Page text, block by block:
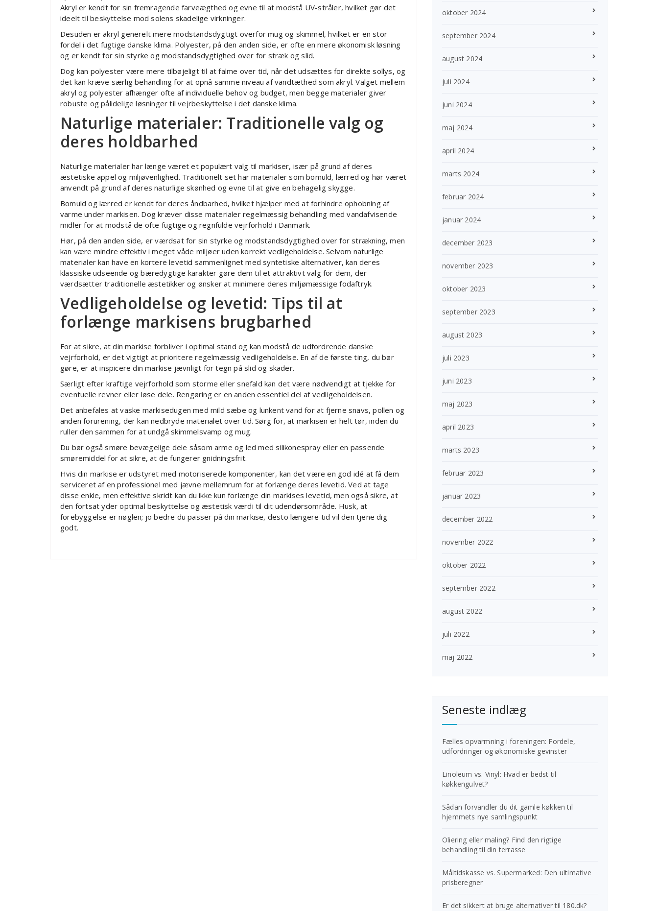
Akryl er kendt for sin fremragende farveægthed og evne til at modstå UV-stråler, hvilket gør det
ideelt til beskyttelse mod solens skadelige virkninger.
Desuden er akryl generelt mere modstandsdygtigt overfor mug og skimmel, hvilket er en stor
fordel i det fugtige danske klima. Polyester, på den anden side, er ofte en mere økonomisk løsning
og er kendt for sin styrke og modstandsdygtighed over for stræk og slid.
Dog kan polyester være mere tilbøjeligt til at falme over tid, når det udsættes for direkte sollys, og
det kan kræve særlig behandling for at opnå samme niveau af vandtæthed som akryl. Valget mellem
akryl og polyester afhænger ofte af individuelle behov og budget, men begge materialer giver
robuste og pålidelige løsninger til vejrbeskyttelse i det danske klima.
Naturlige materialer: Traditionelle valg og
deres holdbarhed
Naturlige materialer har længe været et populært valg til markiser, især på grund af deres
æstetiske appel og miljøvenlighed. Traditionelt set har materialer som bomuld, lærred og hør været
anvendt på grund af deres naturlige skønhed og evne til at give en behagelig skygge.
Bomuld og lærred er kendt for deres åndbarhed, hvilket hjælper med at forhindre ophobning af
varme under markisen. Dog kræver disse materialer regelmæssig behandling med vandafvisende
midler for at modstå de ofte fugtige og regnfulde vejrforhold i Danmark.
Hør, på den anden side, er værdsat for sin styrke og modstandsdygtighed over for strækning, men
kan være mindre effektiv i meget våde miljøer uden korrekt vedligeholdelse. Selvom naturlige
materialer kan have en kortere levetid sammenlignet med syntetiske alternativer, kan deres
klassiske udseende og bæredygtige karakter gøre dem til et attraktivt valg for dem, der
værdsætter traditionelle æstetikker og ønsker at minimere deres miljømæssige fodaftryk.
Vedligeholdelse og levetid: Tips til at
forlænge markisens brugbarhed
For at sikre, at din markise forbliver i optimal stand og kan modstå de udfordrende danske
vejrforhold, er det vigtigt at prioritere regelmæssig vedligeholdelse. En af de første ting, du bør
gøre, er at inspicere din markise jævnligt for tegn på slid og skader.
Særligt efter kraftige vejrforhold som storme eller snefald kan det være nødvendigt at tjekke for
eventuelle revner eller løse dele. Rengøring er en anden essentiel del af vedligeholdelsen.
Det anbefales at vaske markisedugen med mild sæbe og lunkent vand for at fjerne snavs, pollen og
anden forurening, der kan nedbryde materialet over tid. Sørg for, at markisen er helt tør, inden du
ruller den sammen for at undgå skimmelsvamp og mug.
Du bør også smøre bevægelige dele såsom arme og led med silikonespray eller en passende
smøremiddel for at sikre, at de fungerer gnidningsfrit.
Hvis din markise er udstyret med motoriserede komponenter, kan det være en god idé at få dem
serviceret af en professionel med jævne mellemrum for at forlænge deres levetid. Ved at tage
disse enkle, men effektive skridt kan du ikke kun forlænge din markises levetid, men også sikre, at
den fortsat yder optimal beskyttelse og æstetisk værdi til dit udendørsområde. Husk, at
forebyggelse er nøglen; jo bedre du passer på din markise, desto længere tid vil den tjene dig
godt.
oktober 2024
september 2024
august 2024
juli 2024
juni 2024
maj 2024
april 2024
marts 2024
februar 2024
januar 2024
december 2023
november 2023
oktober 2023
september 2023
august 2023
juli 2023
juni 2023
maj 2023
april 2023
marts 2023
februar 2023
januar 2023
december 2022
november 2022
oktober 2022
september 2022
august 2022
juli 2022
maj 2022
Seneste indlæg
Fælles opvarmning i foreningen: Fordele,
udfordringer og økonomiske gevinster
Linoleum vs. Vinyl: Hvad er bedst til
køkkengulvet?
Sådan forvandler du dit gamle køkken til
hjemmets nye samlingspunkt
Oliering eller maling? Find den rigtige
behandling til din terrasse
Måltidskasse vs. Supermarked: Den ultimative
prisberegner
Er det sikkert at bruge alternativer til 180.dk?